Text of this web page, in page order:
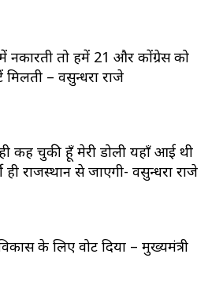
नकारती तो हमें 21 और कोंग्रेस को
मिलती – वसुन्धरा राजे
कह चुकी हूँ मेरी डोली यहाँ आई थी
ही राजस्थान से जाएगी- वसुन्धरा राजे
के लिए वोट दिया – मुख्यमंत्री